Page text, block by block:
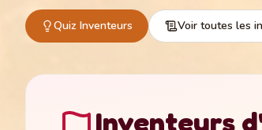
Quiz Inventeurs Voir toutes les
Inventeurs